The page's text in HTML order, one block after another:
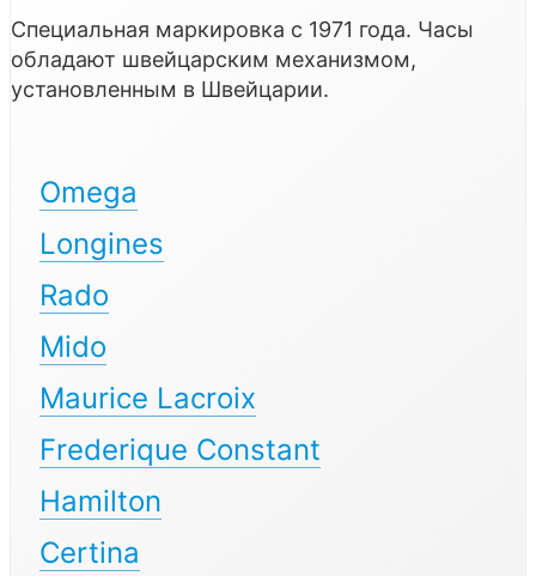
Специальная маркировка с 1971 года. Часы
обладают швейцарским механизмом,
установленным в Швейцарии.
Omega
Longines
Rado
Mido
Maurice Lacroix
Frederique Constant
Hamilton
Certina